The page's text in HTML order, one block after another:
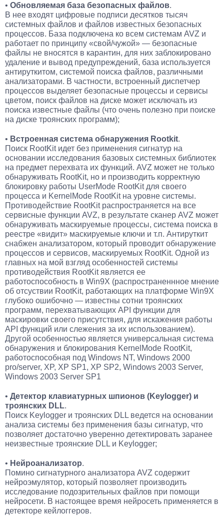
• Обновляемая база безопасных файлов.
В нее входят цифровые подписи десятков тысяч
системных файлов и файлов известных безопасных
процессов. База подключена ко всем системам AVZ и
работает по принципу «свой/чужой» — безопасные
файлы не вносятся в карантин, для них заблокировано
удаление и вывод предупреждений, база используется
антируткитом, системой поиска файлов, различными
анализаторами. В частности, встроенный диспетчер
процессов выделяет безопасные процессы и сервисы
цветом, поиск файлов на диске может исключать из
поиска известные файлы (что очень полезно при поиске
на диске троянских программ);
• Встроенная система обнаружения Rootkit.
Поиск RootKit идет без применения сигнатур на
основании исследования базовых системных библиотек
на предмет перехвата их функций. AVZ может не только
обнаруживать RootKit, но и производить корректную
блокировку работы UserMode RootKit для своего
процесса и KernelMode RootKit на уровне системы.
Противодействие RootKit распространяется на все
сервисные функции AVZ, в результате сканер AVZ может
обнаруживать маскируемые процессы, система поиска в
реестре «видит» маскируемые ключи и т.п. Антируткит
снабжен анализатором, который проводит обнаружение
процессов и сервисов, маскируемых RootKit. Одной из
главных на мой взгляд особенностей системы
противодействия RootKit является ее
работоспособность в Win9X (распространеннное мнение
об отсуствии RootKit, работающих на платформе Win9X
глубоко ошибочно — известны сотни троянских
программ, перехватывающих API функции для
маскировки своего присутствия, для искажения работы
API функций или слежения за их использованием).
Другой особенностью является универсальная система
обнаружения и блокирования KernelMode RootKit,
работоспособная под Windows NT, Windows 2000
pro/server, XP, XP SP1, XP SP2, Windows 2003 Server,
Windows 2003 Server SP1
• Детектор клавиатурных шпионов (Keylogger) и
троянских DLL.
Поиск Keylogger и троянских DLL ведется на основании
анализа системы без применения базы сигнатур, что
позволяет достаточно уверенно детектировать заранее
неизвестные троянские DLL и Keylogger;
• Нейроанализатор.
Помино сигнатурного анализатора AVZ содержит
нейроэмулятор, который позволяет производить
исследование подозрительных файлов при помощи
нейросети. В настоящее время нейросеть применяется в
детекторе кейлоггеров.